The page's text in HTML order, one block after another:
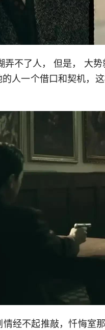
不了人， 但是， 大
人一个借口和契机，
经不起推敲，忏悔室